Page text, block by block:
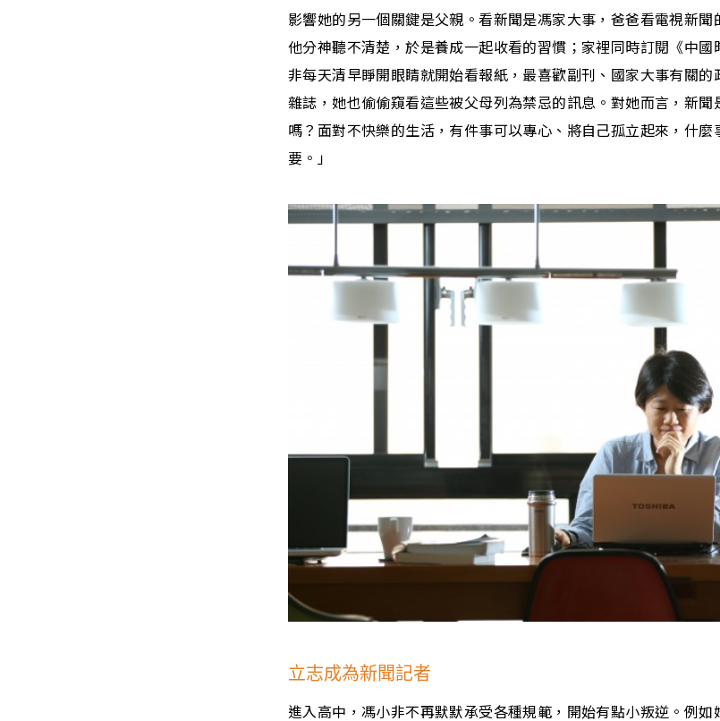
影響她的另一個關鍵是父親。看新聞是馮家大事，爸爸看電視新
他分神聽不清楚，於是養成一起收看的習慣；家裡同時訂閱《中
非每天清早睜開眼睛就開始看報紙，最喜歡副刊、國家大事有關
雜誌，她也偷偷窺看這些被父母列為禁忌的訊息。對她而言，新
嗎？面對不快樂的生活，有件事可以專心、將自己孤立起來，什
要。」
立志成為新聞記者
進入高中，馮小非不再默默承受各種規範，開始有點小叛逆。例